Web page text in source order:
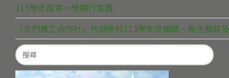
115學年度第一學期行事曆
「北門農工合作社」代辦學校115學年度團膳、新生服裝
Search
for: